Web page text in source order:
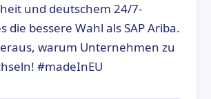
und deutschem 24/7-
die bessere Wahl als SAP Ariba.
warum Unternehmen zu
#madeInEU